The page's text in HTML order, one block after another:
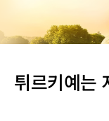
튀르키예는